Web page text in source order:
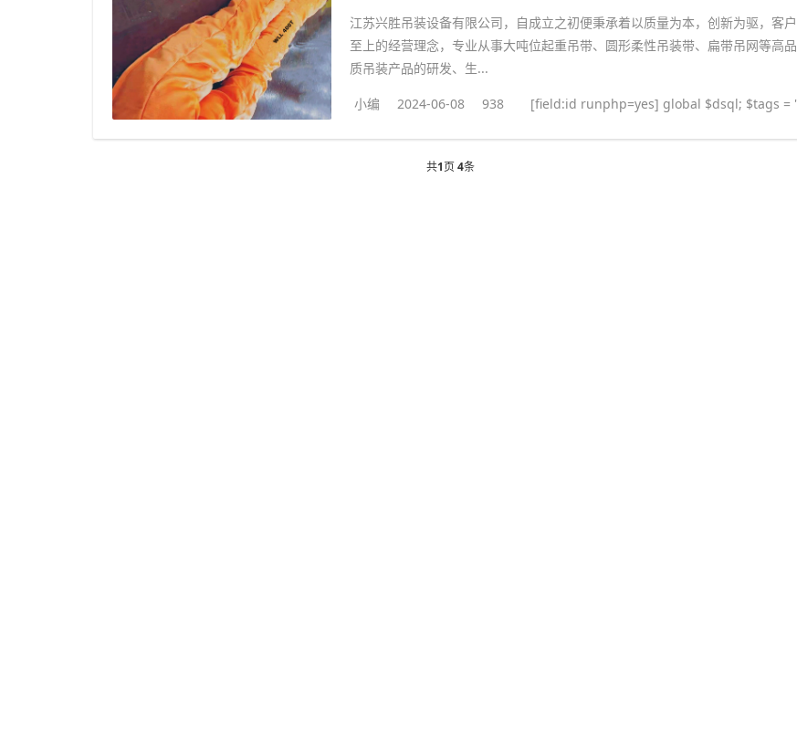
江苏兴胜吊装设备有限公司，自成立之初便秉承着以质量为本，创新为驱，客户
至上的经营理念，专业从事大吨位起重吊带、圆形柔性吊装带、扁带吊网等高品
质吊装产品的研发、生...
小编 2024-06-08 938
共1页4条